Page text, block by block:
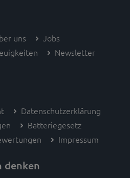
uns
Jobs
Newsletter
Datenschutzerklärung
Batteriegesetz
Impressum
denken